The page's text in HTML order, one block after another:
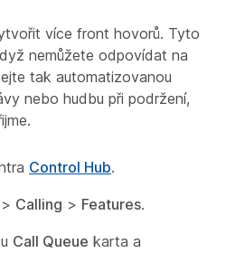
více front hovorů. Tyto
nemůžete odpovídat na
tak automatizovanou
nebo hudbu při podržení,
Control Hub.
> Calling > Features.
Call Queue karta a